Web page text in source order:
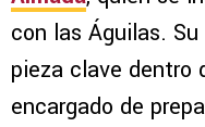
con las Águilas.
pieza clave dentro
encargado de